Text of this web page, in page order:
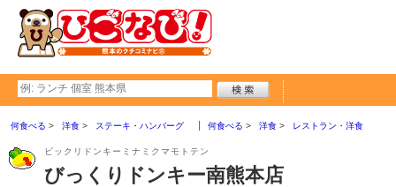
何食べる 洋食 ステーキ・ハンバーグ 何食べる 洋食 レストラン・洋食
ビックリドンキーミナミクマモトテン
びっくりドンキー南熊本店